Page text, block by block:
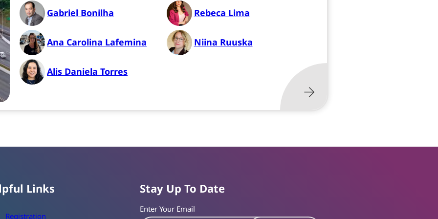
Gabriel Bonilha Rebeca Lima
Ana Carolina Lafemina Niina Ruuska
Alis Daniela Torres
Links
Registration
Stay Up To Date
Enter Your Email